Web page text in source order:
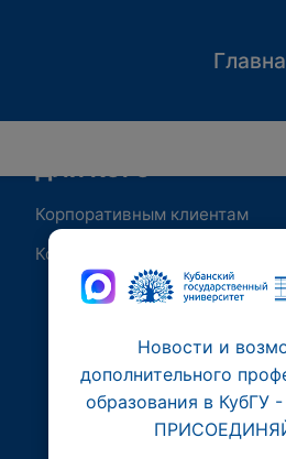
ДЛЯ КОГО
Корпоративным клиентам
Контакты
Новости и
дополнительного
образования в КубГУ